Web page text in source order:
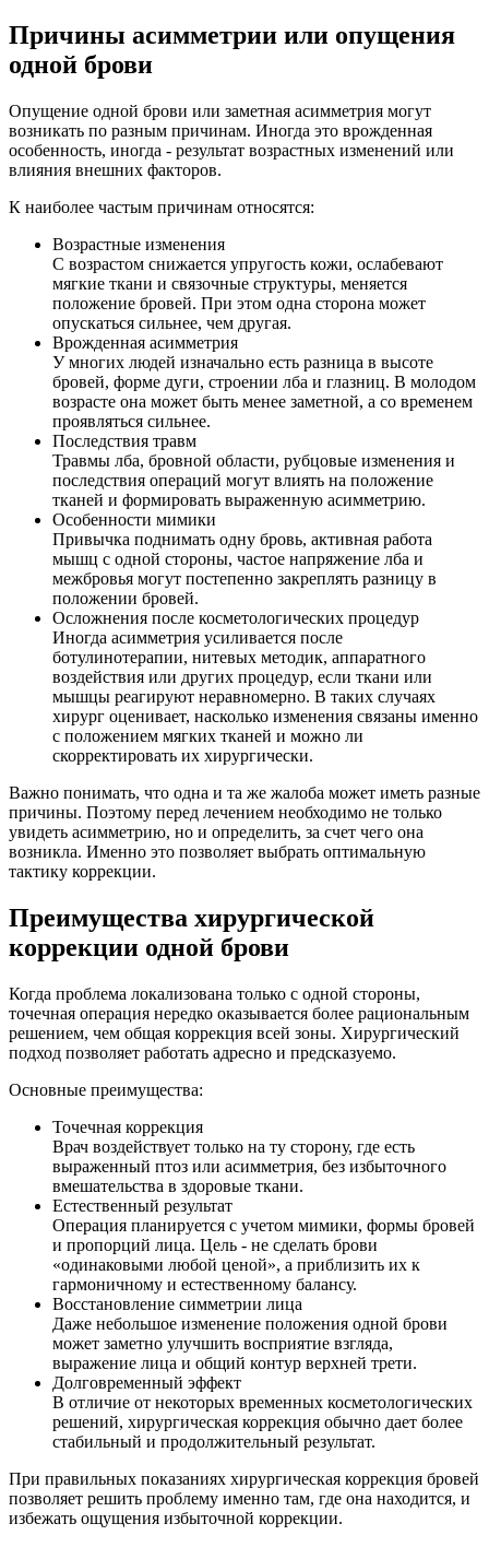
Причины асимметрии или опущения
одной брови
Опущение одной брови или заметная асимметрия могут
возникать по разным причинам. Иногда это врожденная
особенность, иногда - результат возрастных изменений или
влияния внешних факторов.
К наиболее частым причинам относятся:
Возрастные изменения
С возрастом снижается упругость кожи, ослабевают
мягкие ткани и связочные структуры, меняется
положение бровей. При этом одна сторона может
опускаться сильнее, чем другая.
Врожденная асимметрия
У многих людей изначально есть разница в высоте
бровей, форме дуги, строении лба и глазниц. В молодом
возрасте она может быть менее заметной, а со временем
проявляться сильнее.
Последствия травм
Травмы лба, бровной области, рубцовые изменения и
последствия операций могут влиять на положение
тканей и формировать выраженную асимметрию.
Особенности мимики
Привычка поднимать одну бровь, активная работа
мышц с одной стороны, частое напряжение лба и
межбровья могут постепенно закреплять разницу в
положении бровей.
Осложнения после косметологических процедур
Иногда асимметрия усиливается после
ботулинотерапии, нитевых методик, аппаратного
воздействия или других процедур, если ткани или
мышцы реагируют неравномерно. В таких случаях
хирург оценивает, насколько изменения связаны именно
с положением мягких тканей и можно ли
скорректировать их хирургически.
Важно понимать, что одна и та же жалоба может иметь разные
причины. Поэтому перед лечением необходимо не только
увидеть асимметрию, но и определить, за счет чего она
возникла. Именно это позволяет выбрать оптимальную
тактику коррекции.
Преимущества хирургической
коррекции одной брови
Когда проблема локализована только с одной стороны,
точечная операция нередко оказывается более рациональным
решением, чем общая коррекция всей зоны. Хирургический
подход позволяет работать адресно и предсказуемо.
Основные преимущества:
Точечная коррекция
Врач воздействует только на ту сторону, где есть
выраженный птоз или асимметрия, без избыточного
вмешательства в здоровые ткани.
Естественный результат
Операция планируется с учетом мимики, формы бровей
и пропорций лица. Цель - не сделать брови
«одинаковыми любой ценой», а приблизить их к
гармоничному и естественному балансу.
Восстановление симметрии лица
Даже небольшое изменение положения одной брови
может заметно улучшить восприятие взгляда,
выражение лица и общий контур верхней трети.
Долговременный эффект
В отличие от некоторых временных косметологических
решений, хирургическая коррекция обычно дает более
стабильный и продолжительный результат.
При правильных показаниях хирургическая коррекция бровей
позволяет решить проблему именно там, где она находится, и
избежать ощущения избыточной коррекции.